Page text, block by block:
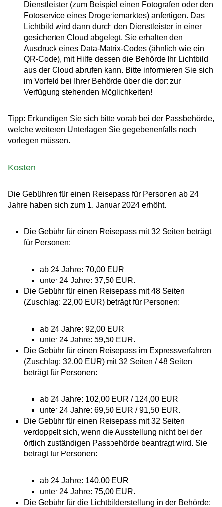
Dienstleister (zum Beispiel einen Fotografen oder den
Fotoservice eines Drogeriemarktes) anfertigen. Das
Lichtbild wird dann durch den Dienstleister in einer
gesicherten Cloud abgelegt. Sie erhalten den
Ausdruck eines Data-Matrix-Codes (ähnlich wie ein
QR-Code), mit Hilfe dessen die Behörde Ihr Lichtbild
aus der Cloud abrufen kann. Bitte informieren Sie sich
im Vorfeld bei Ihrer Behörde über die dort zur
Verfügung stehenden Möglichkeiten!
Tipp: Erkundigen Sie sich bitte vorab bei der Passbehörde,
welche weiteren Unterlagen Sie gegebenenfalls noch
vorlegen müssen.
Kosten
Die Gebühren für einen Reisepass für Personen ab 24
Jahre haben sich zum 1. Januar 2024 erhöht.
Die Gebühr für einen Reisepass mit 32 Seiten beträgt
für Personen:
ab 24 Jahre: 70,00 EUR
unter 24 Jahre: 37,50 EUR.
Die Gebühr für einen Reisepass mit 48 Seiten
(Zuschlag: 22,00 EUR) beträgt für Personen:
ab 24 Jahre: 92,00 EUR
unter 24 Jahre: 59,50 EUR.
Die Gebühr für einen Reisepass im Expressverfahren
(Zuschlag: 32,00 EUR) mit 32 Seiten / 48 Seiten
beträgt für Personen:
ab 24 Jahre: 102,00 EUR / 124,00 EUR
unter 24 Jahre: 69,50 EUR / 91,50 EUR.
Die Gebühr für einen Reisepass mit 32 Seiten
verdoppelt sich, wenn die Ausstellung nicht bei der
örtlich zuständigen Passbehörde beantragt wird. Sie
beträgt für Personen:
ab 24 Jahre: 140,00 EUR
unter 24 Jahre: 75,00 EUR.
Die Gebühr für die Lichtbilderstellung in der Behörde: